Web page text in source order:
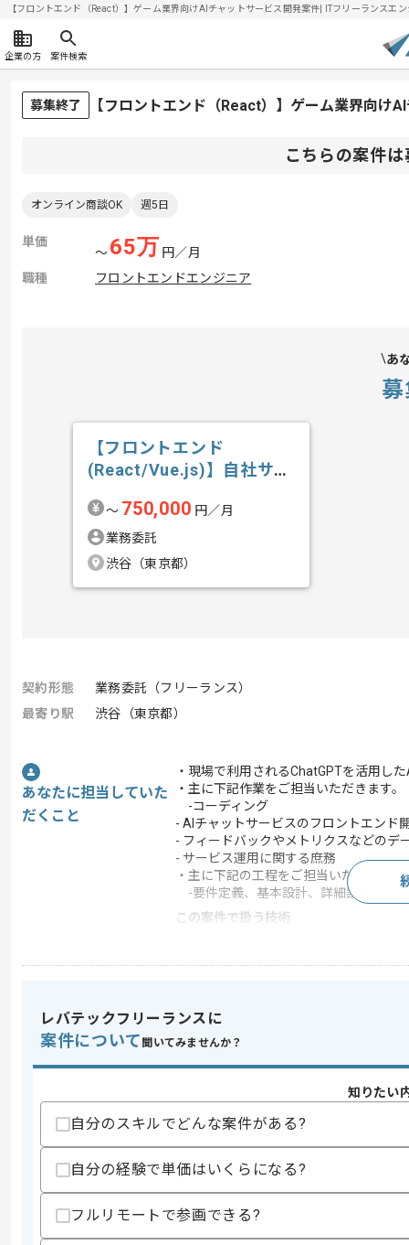
【フロントエンド（React）】ゲーム業界向けAIチャットサービス開発案件| ITフリーランス
企業の方 案件検索
募集終了 【フロントエンド（React）】ゲーム業界向け
こちらの案件
オンライン商談OK 週5日
単価
〜65万 円／月
職種
フロントエンドエンジニア
あ
【フロントエンド
(React/Vue.js)】自社サー
〜 750,000 円／月
業務委託
渋谷（東京都）
契約形態
業務委託（フリーランス）
最寄り駅
渋谷（東京都）
あなたに担当していた
だくこと
・現場で利用されるChatGPTを活用し
・主に下記作業をご担当いただきます。
-コーディング
- AIチャットサービスのフロントエンド
- フィードバックやメトリクスなどのデ
- サービス運用に関する庶務
・主に下記の工程をご担当いただきます
-要件定義、基本設計、詳細設計、製造
この案件で扱う技術
この案件のポイント
スキル
求めるスキル
・Reactを用いたWebアプリ開発経験
・Webデザイン経験
・ChatGPTなどのLLMを利活用した経験
レバテックフリーランスに
案件について 聞いてみませんか？
知りたい
自分のスキルでどんな案件がある?
自分の経験で単価はいくらになる?
フルリモートで参画できる?